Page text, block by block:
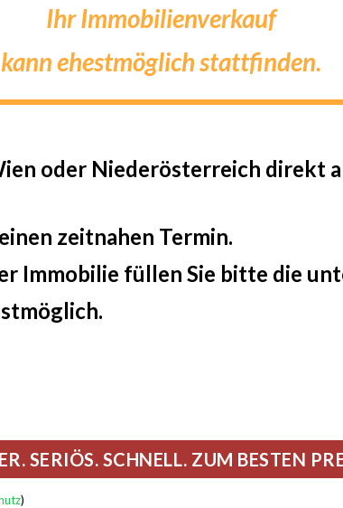
Ihr Immobilienverkauf
kann ehestmöglich stattfinden.
oder Niederösterreich direkt
zeitnahen Termin.
Immobilie füllen Sie bitte die
)